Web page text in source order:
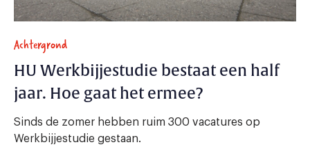
Achtergrond
HU Werkbijjestudie bestaat een half
jaar. Hoe gaat het ermee?
Sinds de zomer hebben ruim 300 vacatures op
Werkbijjestudie gestaan.